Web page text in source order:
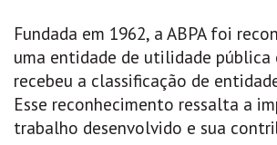
Fundada em 1962, a ABPA foi
uma entidade de utilidade pública
recebeu a classificação de
Esse reconhecimento ressalta a
trabalho desenvolvido e sua